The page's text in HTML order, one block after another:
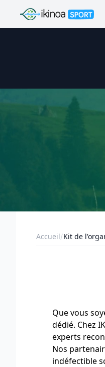
Ikinoa Sport
Accueil Kit de
Que vous
dédié. Chez
experts
Nos
indéfectible